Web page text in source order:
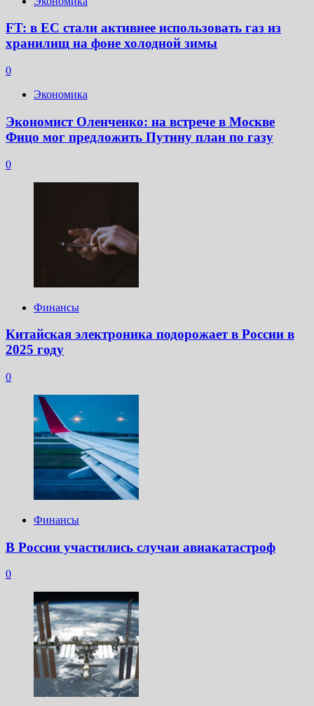
FT: в ЕС стали активнее использовать газ из
хранилищ на фоне холодной зимы
0
Экономика
Экономист Оленченко: на встрече в Москве
Фицо мог предложить Путину план по газу
0
Финансы
Китайская электроника подорожает в России в
2025 году
0
Финансы
В России участились случаи авиакатастроф
0